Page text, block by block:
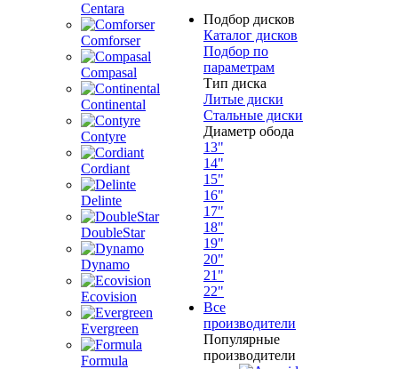
Centara
Comforser
Compasal
Continental
Contyre
Cordiant
Delinte
DoubleStar
Dynamo
Ecovision
Evergreen
Formula
Подбор дисков
Каталог дисков
Подбор по
параметрам
Тип диска
Литые диски
Стальные диски
Диаметр обода
13"
14"
15"
16"
17"
18"
19"
20"
21"
22"
Все
производители
Популярные
производители